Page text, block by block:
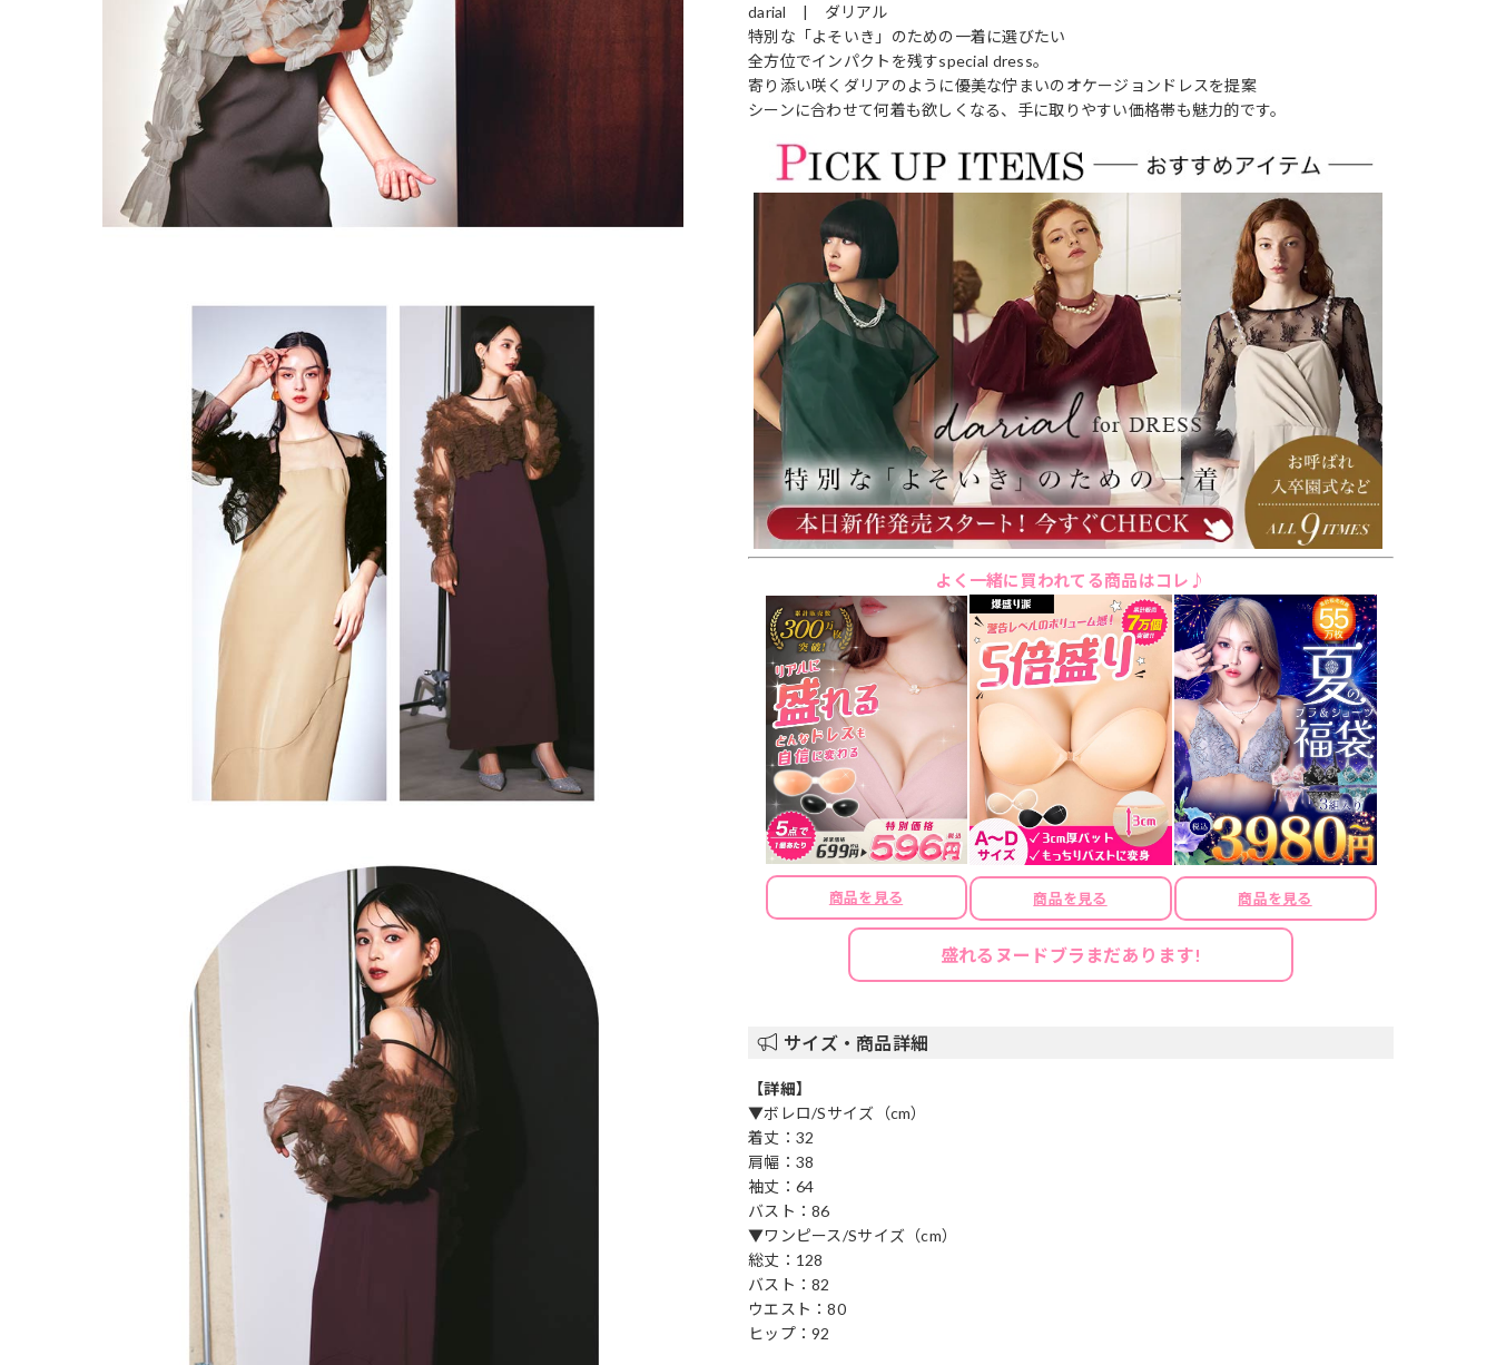
darial | ダリアル
特別な「よそいき」のための一着に選びたい
全方位でインパクトを残すspecial dress。
寄り添い咲くダリアのように優美な佇まいのオケージョンドレスを提案
シーンに合わせて何着も欲しくなる、手に取りやすい価格帯も魅力的です。
よく一緒に買われてる商品はコレ♪
商品を見る 商品を見る 商品を見る
盛れるヌードブラまだあります!
サイズ・商品詳細
【詳細】
▼ボレロ/Sサイズ（cm）
着丈：32
肩幅：38
袖丈：64
バスト：86
▼ワンピース/Sサイズ（cm）
総丈：128
バスト：82
ウエスト：80
ヒップ：92